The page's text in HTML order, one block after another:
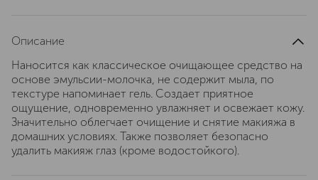
Описание
Наносится как классическое очищающее средство на
основе эмульсии-молочка, не содержит мыла, по
текстуре напоминает гель. Создает приятное
ощущение, одновременно увлажняет и освежает кожу.
Значительно облегчает очищение и снятие макияжа в
домашних условиях. Также позволяет безопасно
удалить макияж глаз (кроме водостойкого).